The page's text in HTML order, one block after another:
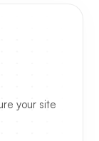
your site